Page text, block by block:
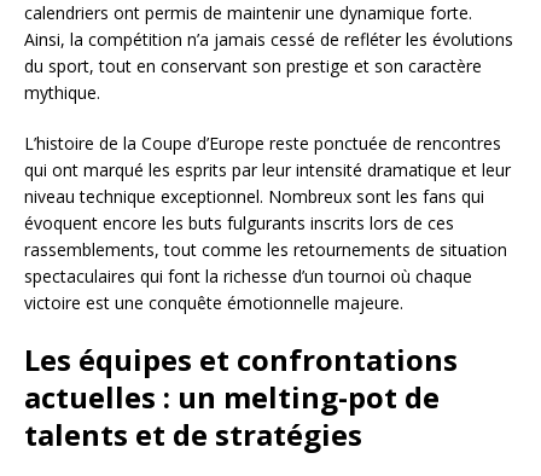
calendriers ont permis de maintenir une dynamique forte.
Ainsi, la compétition n’a jamais cessé de refléter les évolutions
du sport, tout en conservant son prestige et son caractère
mythique.
L’histoire de la Coupe d’Europe reste ponctuée de rencontres
qui ont marqué les esprits par leur intensité dramatique et leur
niveau technique exceptionnel. Nombreux sont les fans qui
évoquent encore les buts fulgurants inscrits lors de ces
rassemblements, tout comme les retournements de situation
spectaculaires qui font la richesse d’un tournoi où chaque
victoire est une conquête émotionnelle majeure.
Les équipes et confrontations
actuelles : un melting-pot de
talents et de stratégies